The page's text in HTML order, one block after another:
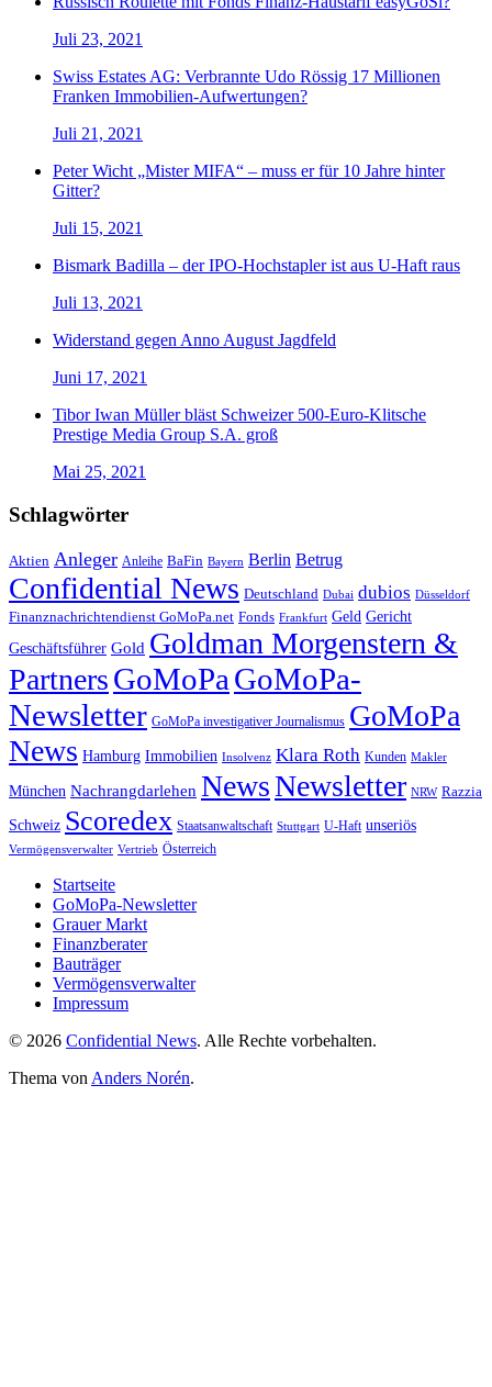
Juli 23, 2021
Swiss Estates AG: Verbrannte Udo Rössig 17 Millionen
Franken Immobilien-Aufwertungen?
Juli 21, 2021
Peter Wicht „Mister MIFA“ – muss er für 10 Jahre hinter
Gitter?
Juli 15, 2021
Bismark Badilla – der IPO-Hochstapler ist aus U-Haft raus
Juli 13, 2021
Widerstand gegen Anno August Jagdfeld
Juni 17, 2021
Tibor Iwan Müller bläst Schweizer 500-Euro-Klitsche
Prestige Media Group S.A. groß
Mai 25, 2021
Schlagwörter
Aktien Anleger Anleihe BaFin Bayern Berlin Betrug
Confidential News Deutschland Dubai dubios Düsseldorf
Finanznachrichtendienst GoMoPa.net Fonds Frankfurt Geld Gericht
Geschäftsführer Gold Goldman Morgenstern &
PartnersGoMoPa GoMoPa-
Newsletter GoMoPa investigativer Journalismus GoMoPa
News Hamburg Immobilien Insolvenz Klara Roth Kunden Makler
München Nachrangdarlehen NewsNewsletter NRW Razzia
Schweiz Scoredex Staatsanwaltschaft Stuttgart U-Haft unseriös
Vermögensverwalter Vertrieb Österreich
Startseite
GoMoPa-Newsletter
Grauer Markt
Finanzberater
Bauträger
Vermögensverwalter
Impressum
© 2026 Confidential News. Alle Rechte vorbehalten.
Thema von Anders Norén.